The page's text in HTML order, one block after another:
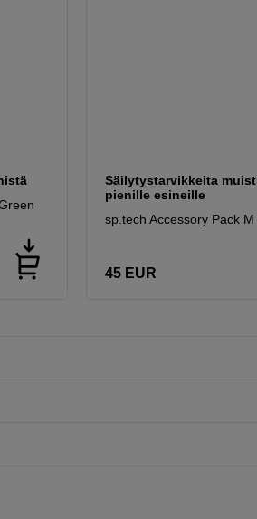
Säilytystarvikkeita
pienille esineille
sp.tech Accessory Pack M
45 EUR